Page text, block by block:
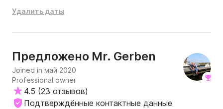
Удалить даты
Предложено Mr. Gerben
Joined in май 2020
Professional owner
4.5 (23 отзывов)
Подтверждённые контактные данные